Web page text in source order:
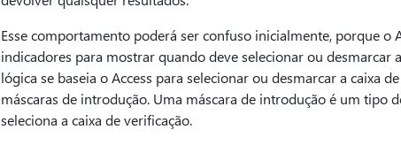
Esse comportamento poderá ser confuso inicialmente, porque o
indicadores para mostrar quando deve selecionar ou desmarcar
lógica se baseia o Access para selecionar ou desmarcar a caixa
máscaras de introdução. Uma máscara de introdução é um tipo
seleciona a caixa de verificação.